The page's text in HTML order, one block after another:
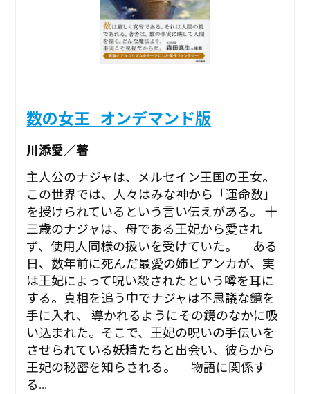
数の女王_オンデマンド版
川添愛／著
主人公のナジャは、メルセイン王国の王女。
この世界では、人々はみな神から「運命数」
を授けられているという言い伝えがある。 十
三歳のナジャは、母である王妃から愛され
ず、使用人同様の扱いを受けていた。 ある
日、数年前に死んだ最愛の姉ビアンカが、実
は王妃によって呪い殺されたという噂を耳に
する。真相を追う中でナジャは不思議な鏡を
手に入れ、 導かれるようにその鏡のなかに吸
い込まれた。そこで、王妃の呪いの手伝いを
させられている妖精たちと出会い、彼らから
王妃の秘密を知らされる。 物語に関係す
る...